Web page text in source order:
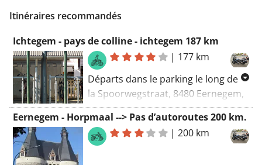
Itinéraires recommandés
Ichtegem - pays de colline - ichtegem 187 km
| 177 km
Départs dans le parking le long de
la Spoorwegstraat, 8480 Eernegem,
Belgique Une belle balade à
conduire pendant la pandémie de
corona sur le territoire belge, belle
Eernegem - Horpmaal --> Pas d’autoroutes 200 km.
|200 km